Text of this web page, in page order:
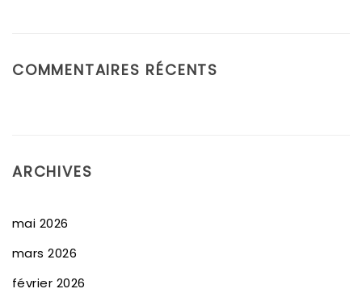
COMMENTAIRES RÉCENTS
ARCHIVES
mai 2026
mars 2026
février 2026